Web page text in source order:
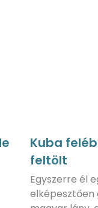
Kuba
feltölt
Egyszerre él
elképesztően